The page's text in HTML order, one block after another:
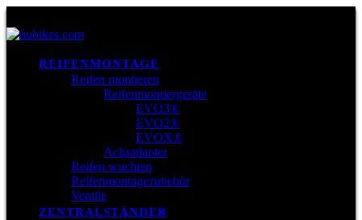
REIFENMONTAGE
Reifen montieren
Reifenmontiergeräte
EVO3®
EVO2®
EVOX®
Achsadapter
Reifen wuchten
Reifenmontagezubehör
Ventile
ZENTRALSTÄNDER